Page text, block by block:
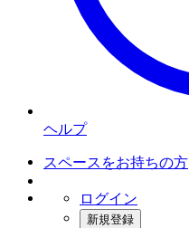
ヘルプ
スペースをお持ちの方
ログイン
新規登録